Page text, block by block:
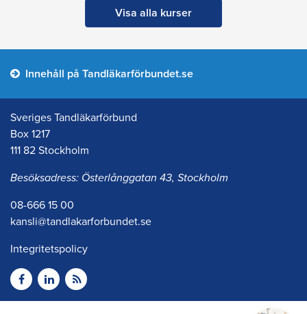
Visa alla kurser
Innehåll på Tandläkarförbundet.se
Sveriges Tandläkarförbund
Box 1217
111 82 Stockholm
Besöksadress: Österlånggatan 43, Stockholm
08-666 15 00
kansli@tandlakarforbundet.se
Integritetspolicy